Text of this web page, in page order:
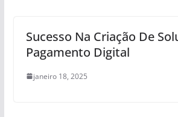
Sucesso Na Criação De
Pagamento Digital
janeiro 18, 2025